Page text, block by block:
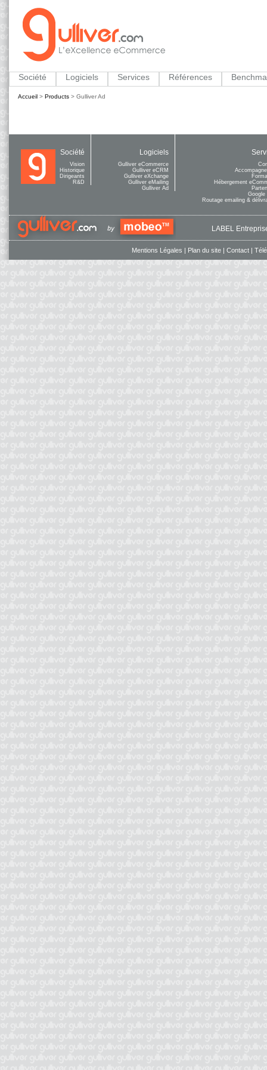
Société Logiciels Services Références
Accueil > Products > Gulliver Ad
Société
Vision
Historique
Dirigeants
R&D
Logiciels
Gulliver eCommerce
Gulliver eCRM
Gulliver eXchange
Gulliver eMailing
Gulliver Ad
Hébergement
Google
Routage emailing &
LABEL
Mentions Légales | Plan du site | Contact |